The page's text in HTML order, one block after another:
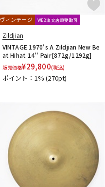
ヴィンテージ WEB注文店頭受取可
Zildjian
VINTAGE 1970's A Zildjian New Be
at Hihat 14'' Pair[872g/1292g]
販売価格¥29,800(税込)
ポイント：1%(270pt)